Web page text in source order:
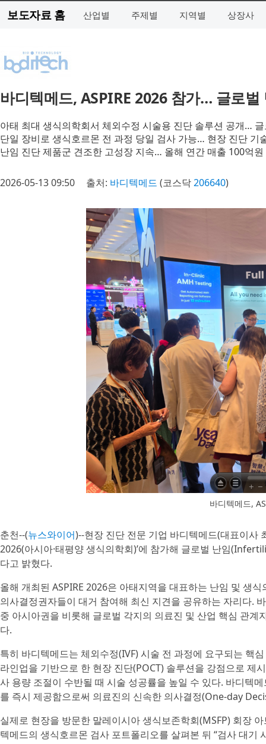
보도자료 홈 산업별 주제별 지역별 상장사
바디텍메드, ASPIRE 2026 참가… 글로벌
아태 최대 생식의학회서 체외수정 시술용 진단 솔루션 공개…
단일 장비로 생식호르몬 전 과정 당일 검사 가능… 현장 진단 기
난임 진단 제품군 견조한 고성장 지속… 올해 연간 매출 100억
2026-05-13 09:50 출처: 바디텍메드 (코스닥206640)
바디텍메드,
춘천--(뉴스와이어)--현장 진단 전문 기업 바디텍메드(대표이사
2026(아시아·태평양 생식의학회)’에 참가해 글로벌 난임
다고 밝혔다.
올해 개최된 ASPIRE 2026은 아태지역을 대표하는 난임 및 생
의사결정권자들이 대거 참여해 최신 지견을 공유하는 자리다.
중 아시아권을 비롯해 글로벌 각지의 의료진 및 산업 핵심 관
다.
특히 바디텍메드는 체외수정(IVF) 시술 전 과정에 요구되는
라인업을 기반으로 한 현장 진단(POCT) 솔루션을 강점으로 제
사 용량 조절이 수반될 때 시술 성공률을 높일 수 있다. 바디텍
를 즉시 제공함으로써 의료진의 신속한 의사결정(One-day
실제로 현장을 방문한 말레이시아 생식보존학회(MSFP) 회장
텍메드의 생식호르몬 검사 포트폴리오를 살펴본 뒤 “검사 대